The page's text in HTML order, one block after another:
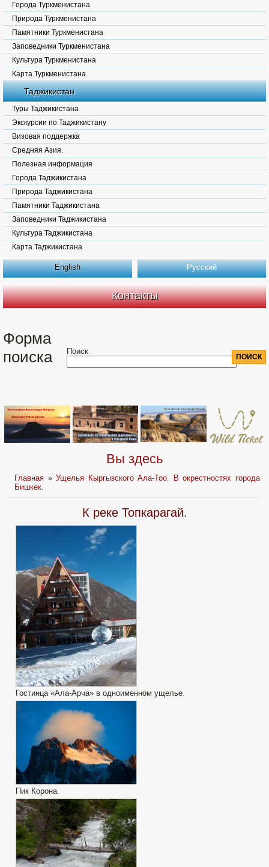
Города Туркменистана
Природа Туркменистана
Памятники Туркменистана
Заповедники Туркменистана
Культура Туркменистана
Карта Туркменистана.
Таджикистан
Туры Таджикистана
Экскурсии по Таджикистану
Визовая поддержка
Средняя Азия.
Полезная информация
Города Таджикистана
Природа Таджикистана
Памятники Таджикистана
Заповедники Таджикистана
Культура Таджикистана
Карта Таджикистана
English Русский
Контакты
Форма
поиска
Поиск
Вы здесь
Главная »Ущелья Кыргызского Ала-Тоо. В окрестностях города
Бишкек.
К реке Топкарагай.
Гостинца «Ала-Арча» в одноименном ущелье.
Пик Корона.